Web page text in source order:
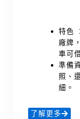
特色
廠牌
車可
準備
照、
細。
了解更多